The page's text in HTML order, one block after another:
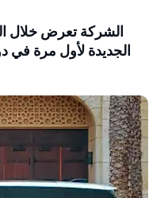
الجديدة لأول مرة في